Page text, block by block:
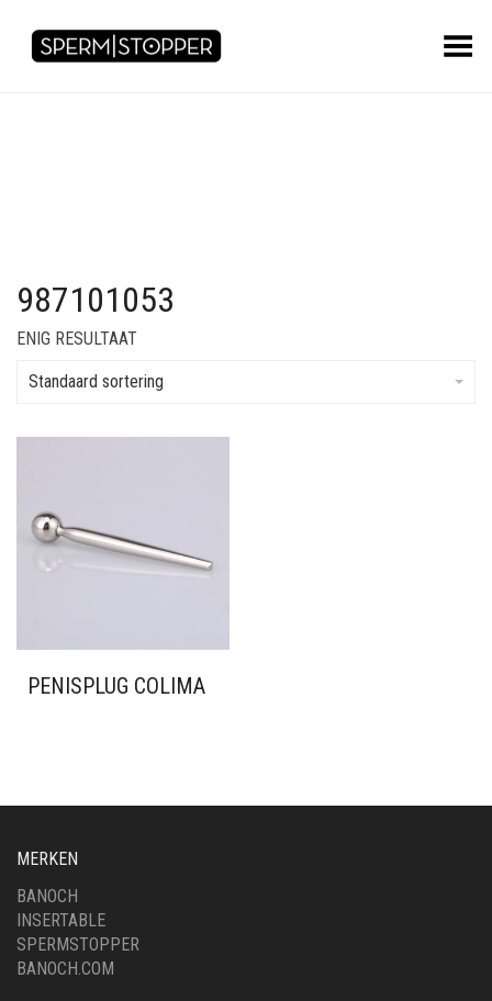
Toggle Menu
987101053
ENIG RESULTAAT
Standaard sortering
PENISPLUG COLIMA
MERKEN
BANOCH
INSERTABLE
SPERMSTOPPER
BANOCH.COM